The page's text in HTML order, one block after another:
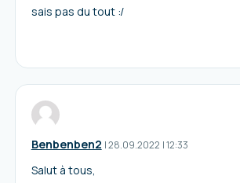
sais pas du tout :/
Benbenben2 I28.09.2022 |12:33
Salut à tous,